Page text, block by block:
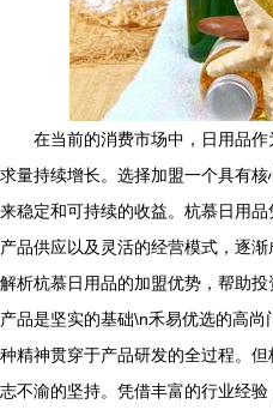
在当前的消费市场中，日用品
求量持续增长。选择加盟一个具有
来稳定和可持续的收益。杭慕日用
产品供应以及灵活的经营模式，逐
解析杭慕日用品的加盟优势，帮助
产品是坚实的基础\n禾易优选的高
种精神贯穿于产品研发的全过程。
志不渝的坚持。凭借丰富的行业经